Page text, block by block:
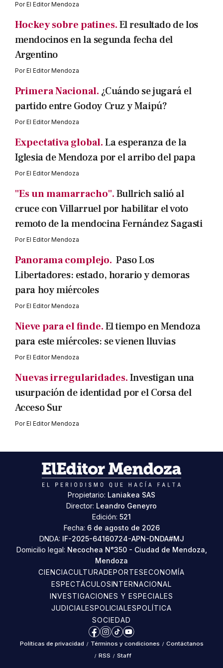
PorEl Editor Mendoza
Hockey sobre patines.El resultado de los
mendocinos en la segunda fecha del
Argentino
PorEl Editor Mendoza
Primera Nacional. ¿Cuándo se jugará el
partido entre Godoy Cruz y Maipú?
PorEl Editor Mendoza
Expectativa global.La esperanza de la
Iglesia de Mendoza por el arribo del papa
PorEl Editor Mendoza
"Es un mamarracho".Bullrich salió al
cruce con Villarruel por habilitar el voto
remoto de la mendocina Fernández Sagasti
PorEl Editor Mendoza
Panorama complejo. Paso Los
Libertadores: estado, horario y demoras
para hoy miércoles
PorEl Editor Mendoza
Nieve para el finde.El tiempo en Mendoza
para este miércoles: se vienen lluvias
PorEl Editor Mendoza
Nuevas irregularidades.Investigan una
usurpación de identidad por el Corsa del
Acceso Sur
PorEl Editor Mendoza
Propietario: Laniakea SAS
Director: Leandro Geneyro
Edición: 521
Fecha: 6 de agosto de 2026
DNDA: IF-2025-64160724-APN-DNDA#MJ
Domicilio legal: Necochea N°350 - Ciudad de Mendoza,
Mendoza
CIENCIACULTURADEPORTESECONOMÍA
ESPECTÁCULOSINTERNACIONAL
INVESTIGACIONES Y ESPECIALES
JUDICIALESPOLICIALESPOLÍTICA
SOCIEDAD
Facebook
Instagram
TikTokYouTube
Políticas de privacidad / Términos y condiciones / Contáctanos
/ RSS / Staff